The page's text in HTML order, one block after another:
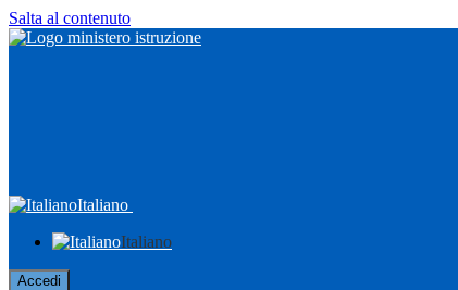
Salta al contenuto
Italiano
Italiano
Accedi